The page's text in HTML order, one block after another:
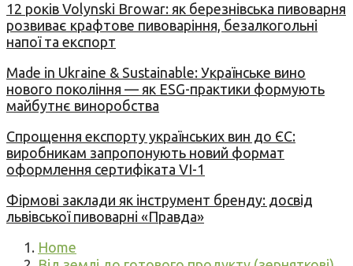
12 років Volynski Browar: як березнівська пивоварня
розвиває крафтове пивоваріння, безалкогольні
напої та експорт
Made in Ukraine & Sustainable: Українське вино
нового покоління — як ESG-практики формують
майбутнє виноробства
Спрощення експорту українських вин до ЄС:
виробникам запропонують новий формат
оформлення сертифіката VI-1
Фірмові заклади як інструмент бренду: досвід
львівської пивоварні «Правда»
Home